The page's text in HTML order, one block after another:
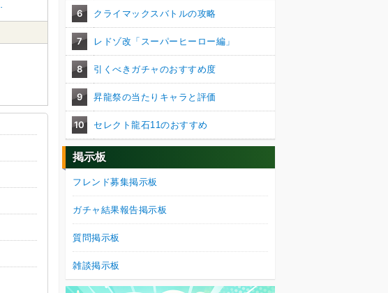
6 クライマックスバトルの攻略
7 レドゾ改「スーパーヒーロー編」
8 引くべきガチャのおすすめ度
9 昇龍祭の当たりキャラと評価
10 セレクト龍石11のおすすめ
掲示板
フレンド募集掲示板
ガチャ結果報告掲示板
質問掲示板
雑談掲示板